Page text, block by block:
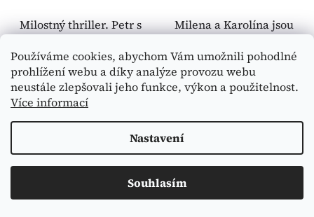
Používáme cookies, abychom Vám umožnili pohodlné
prohlížení webu a díky analýze provozu webu
neustále zlepšovali jeho funkce, výkon a použitelnost.
Více informací
Nastavení
Souhlasím
Milostný thriller. Petr s
myšlenek na rozvod,
aby zkusili začít znovu.
Užívají si romantický
pobyt v luxusním
hotelu, ale v noci se
nevyhnou ostrému
slovnímu střetu. Petr
Milena a Karolína jsou
kamarádkami již od
dětství. Společně sní, že
ciziny. Povede se.
Milena se vdává v Itálii.
Karolína míří do